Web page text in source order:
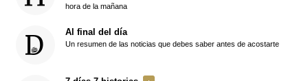
hora de la mañana
Al final del día
Un resumen de las noticias que debes saber antes de acostarte